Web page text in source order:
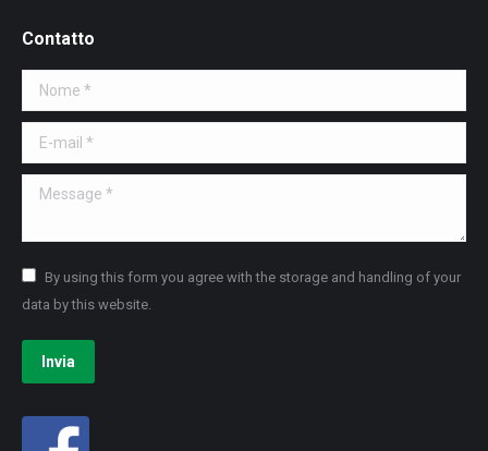
Contatto
Nome *
E-mail *
Message *
By using this form you agree with the storage and handling of your
data by this website.
Invia